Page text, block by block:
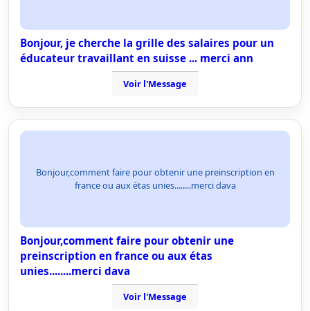
Bonjour, je cherche la grille des salaires pour un
éducateur travaillant en suisse ... merci ann
Voir l'Message
Bonjour,comment faire pour obtenir une preinscription en
france ou aux étas unies........merci dava
Bonjour,comment faire pour obtenir une
preinscription en france ou aux étas
unies........merci dava
Voir l'Message